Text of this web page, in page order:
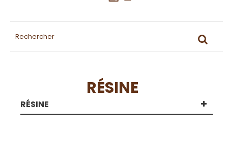
RÉSINE
RÉSINE